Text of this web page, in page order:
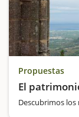
Propuestas
El
Descubrimos